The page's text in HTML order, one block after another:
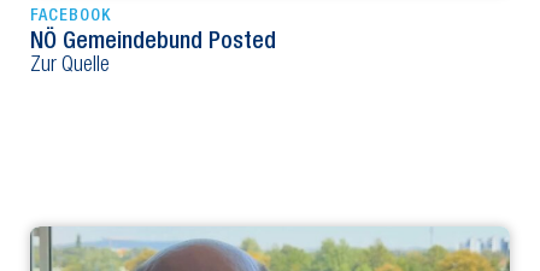
FACEBOOK
NÖ Gemeindebund Posted
Zur Quelle